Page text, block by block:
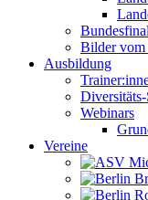
Bilder vom
Ausbildung
Webinars
Vereine